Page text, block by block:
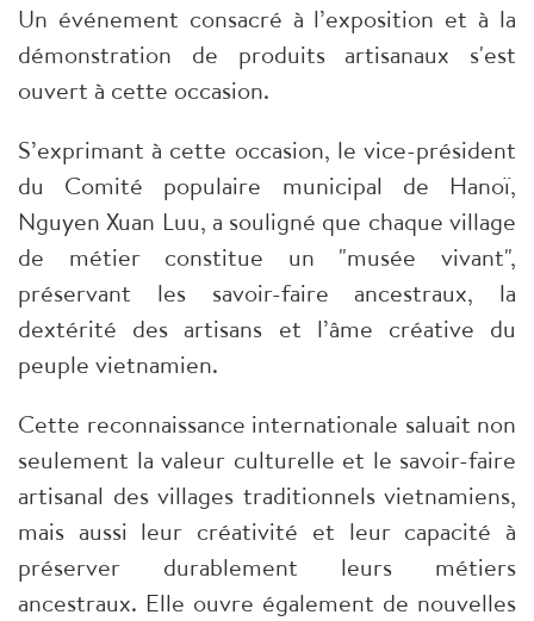
Un événement consacré à l’exposition et à la
démonstration de produits artisanaux s'est
ouvert à cette occasion.
S’exprimant à cette occasion, le vice-président
du Comité populaire municipal de Hanoï,
Nguyen Xuan Luu, a souligné que chaque village
de métier constitue un "musée vivant",
préservant les savoir-faire ancestraux, la
dextérité des artisans et l’âme créative du
peuple vietnamien.
Cette reconnaissance internationale saluait non
seulement la valeur culturelle et le savoir-faire
artisanal des villages traditionnels vietnamiens,
mais aussi leur créativité et leur capacité à
préserver durablement leurs métiers
ancestraux. Elle ouvre également de nouvelles